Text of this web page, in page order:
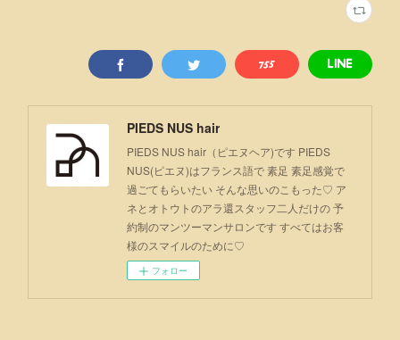
PIEDS NUS hair
PIEDS NUS hair（ピエヌヘア)です PIEDS
NUS(ピエヌ)はフランス語で 素足 素足感覚で
過ごてもらいたい そんな思いのこもった♡ ア
ネとオトウトのアラ還スタッフ二人だけの 予
約制のマンツーマンサロンです すべてはお客
様のスマイルのために♡
フォロー